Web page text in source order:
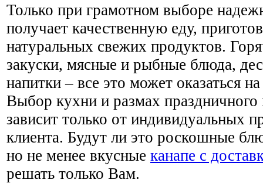
Только при грамотном выборе
получает качественную еду,
натуральных свежих продуктов.
закуски, мясные и рыбные блюда,
напитки – все это может оказаться
Выбор кухни и размах
зависит только от индивидуальных
клиента. Будут ли это роскошные
но не менее вкусные канапе с
решать только Вам.